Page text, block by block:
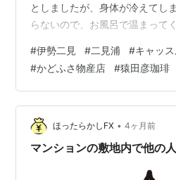
としましたが、身体が冷えてし
らないので、お風呂で温まって
る仕組みです。幸いにも誰も使
したので、入浴して身体を温め
朝７時過ぎに起き、部屋を片付
をしようとエレベーターホール
日部屋に持ち込んだ漫画を部屋
付きました。 あわてて部屋に戻
#伊勢二見 #二見浦 #キャッ
#かどふさ物産店 #猿田彦珈琲
ほったらかしFX • 4ヶ月前
マンションの敷地内で他の